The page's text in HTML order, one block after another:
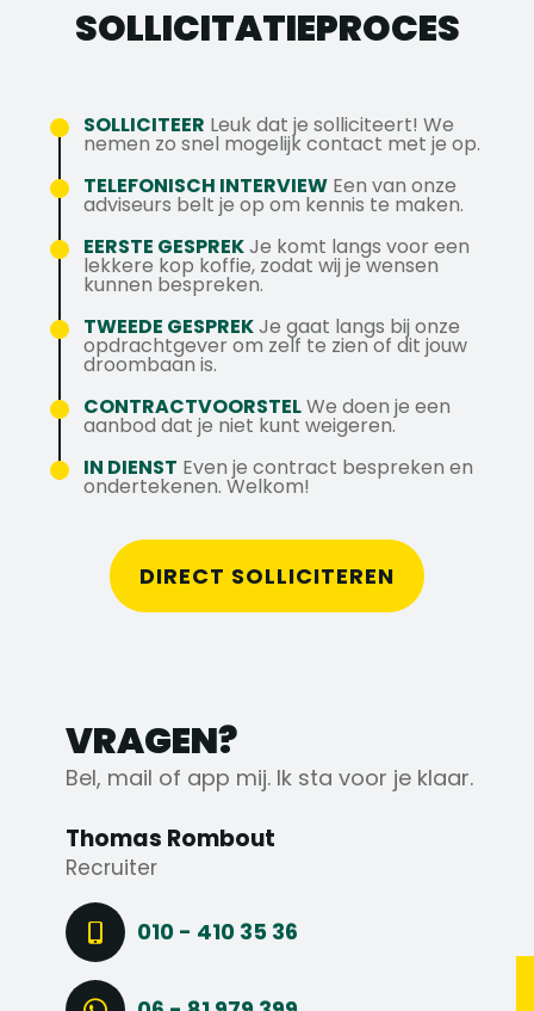
Plaatsen van meubels, wanden, plafonds
jachten en booreilanden
Bewaken van planning, kwaliteit en
voortgang
Oplossen van praktische problemen op
Afstemmen met collega’s, klanten en
externe partijen
Werken op projecten in Nederland,
buitenland of offshore
Jij zorgt ervoor dat elk project netjes, veilig
en volgens afspraak wordt opgeleverd.
aansturen
Rijbewijs B
Goede beheersing van de Nederlandse en
Engelse taal
Bereidheid om op projecten in Nederland,
buitenland of offshore te werken
onbepaalde tijd
Goed geregelde pensioenregeling
nodig
ontwikkeling
Afwisselend werk in scheepsbouw,
jachtbouw en interieurbouw
Veel zelfstandigheid en
verantwoordelijkheid
Hecht team en goede werksfeer
Ben jij de Meewerkend Voorman
Interieurbouw die wij zoeken voor
maatwerkprojecten in scheepsbouw,
jachtbouw en offshore? Reageer dan
met Thomas via 010 321 9402 of stuur een
WhatsApp naar 06 819 793 99.
SOLLICITATIE­PROCES
SOLLICITEER Leuk dat je solliciteert! We
nemen zo snel mogelijk contact met je op.
TELEFONISCH INTERVIEW Een van onze
adviseurs belt je op om kennis te maken.
EERSTE GESPREKJe komt langs voor een
lekkere kop koffie, zodat wij je wensen
kunnen bespreken.
TWEEDE GESPREKJe gaat langs bij onze
opdrachtgever om zelf te zien of dit jouw
droombaan is.
CONTRACTVOORSTELWe doen je een
aanbod dat je niet kunt weigeren.
IN DIENST Even je contract bespreken en
ondertekenen. Welkom!
DIRECT SOLLICITEREN
VRAGEN?
Bel, mail of app mij. Ik sta voor je klaar.
Thomas Rombout
Recruiter
010 - 410 35 36